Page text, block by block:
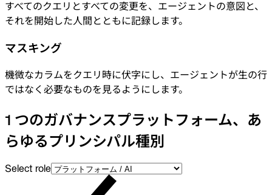
すべてのクエリとすべての変更を、エージェントの意図と、
それを開始した人間とともに記録します。
マスキング
機微なカラムをクエリ時に伏字にし、エージェントが生の行
ではなく必要なものを見るようにします。
1 つのガバナンスプラットフォーム、あ
らゆるプリンシパル種別
Select role